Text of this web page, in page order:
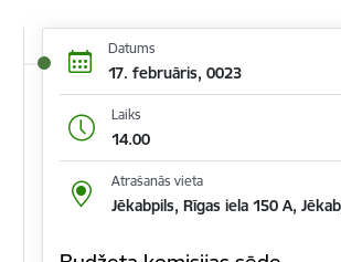
Datums
17. februāris, 0023
Laiks
14.00
Atrašanās vieta
Jēkabpils, Rīgas iela 150 A,